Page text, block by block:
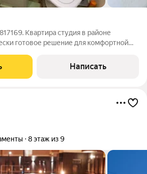
Квартира студия в районе
инвестиций.Квартира с Косметическим
и
Написать
8 этаж из 9